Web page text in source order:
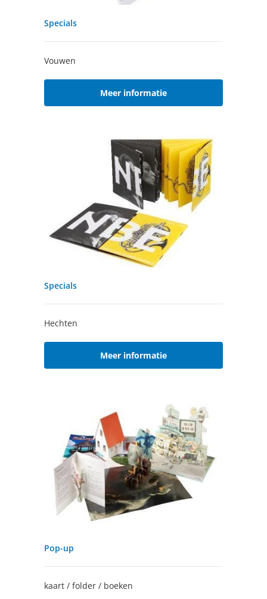
Specials
Vouwen
Meer informatie
Specials
Hechten
Meer informatie
Pop-up
kaart / folder / boeken